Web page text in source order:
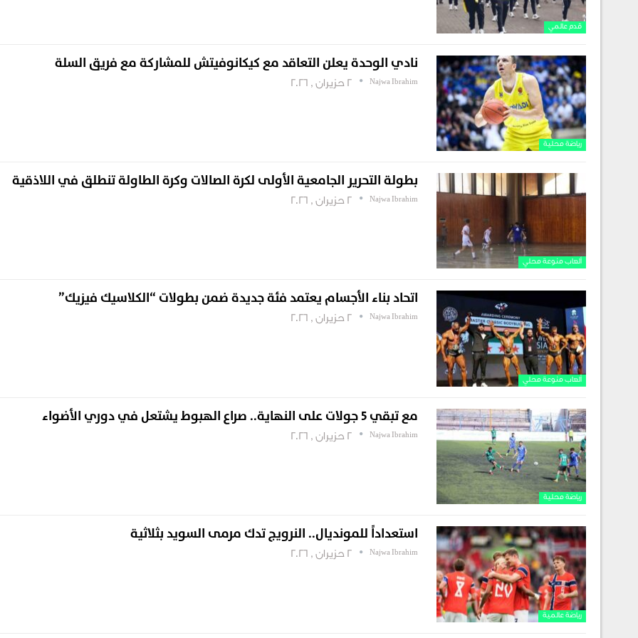
قدم عالمي
رياضة محلية
نادي الوحدة يعلن التعاقد مع كيكانوفيتش للمشاركة مع فريق السلة
Najwa Ibrahim 2 حزيران , 2026
ألعاب منوعة محلي
بطولة التحرير الجامعية الأولى لكرة الصالات وكرة الطاولة تنطلق في اللاذقية
Najwa Ibrahim 2 حزيران , 2026
ألعاب منوعة محلي
اتحاد بناء الأجسام يعتمد فئة جديدة ضمن بطولات “الكلاسيك فيزيك”
Najwa Ibrahim 2 حزيران , 2026
رياضة محلية
مع تبقي 5 جولات على النهاية.. صراع الهبوط يشتعل في دوري الأضواء
Najwa Ibrahim 2 حزيران , 2026
رياضة عالمية
استعداداً للمونديال.. النرويج تدك مرمى السويد بثلاثية
Najwa Ibrahim 2 حزيران , 2026